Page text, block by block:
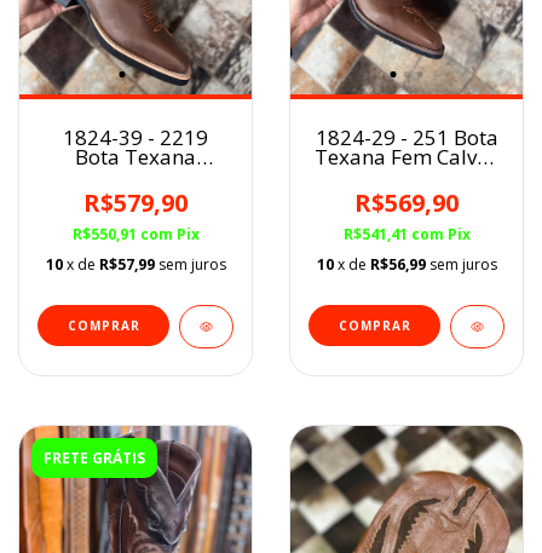
1824-39 - 2219
Bota Texana
R$579,90
R$550,91 com Pix
10 x de R$57,99 sem juros
COMPRAR
1824-29 - 251 Bota
Texana Fem Calvas
R$569,90
R$541,41 com Pix
10 x de R$56,99 sem juros
COMPRAR
FRETE GRÁTIS